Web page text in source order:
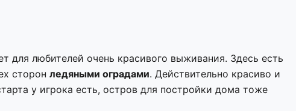
для любителей очень красивого выживания. Здесь есть
сторонледяными оградами. Действительно красиво и
у игрока есть, остров для постройки дома тоже